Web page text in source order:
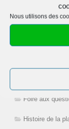
Nous utilisons des
Mes livres de
La plancha
Foire aux
Histoire de la